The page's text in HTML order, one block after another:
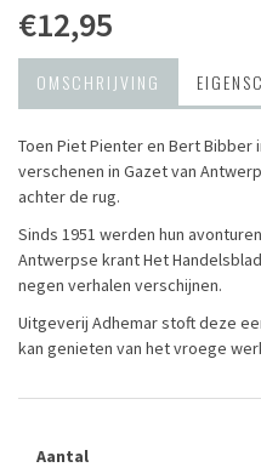
€12,95
OMSCHRIJVING
Toen Piet Pienter en Bert Bibber
verschenen in Gazet van
achter de rug.
Sinds 1951 werden hun
Antwerpse krant Het
negen verhalen verschijnen.
Uitgeverij Adhemar stoft deze
kan genieten van het vroege
Aantal